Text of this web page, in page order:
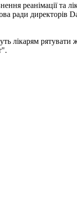
реанімації та
ради директорів
лікарям рятувати